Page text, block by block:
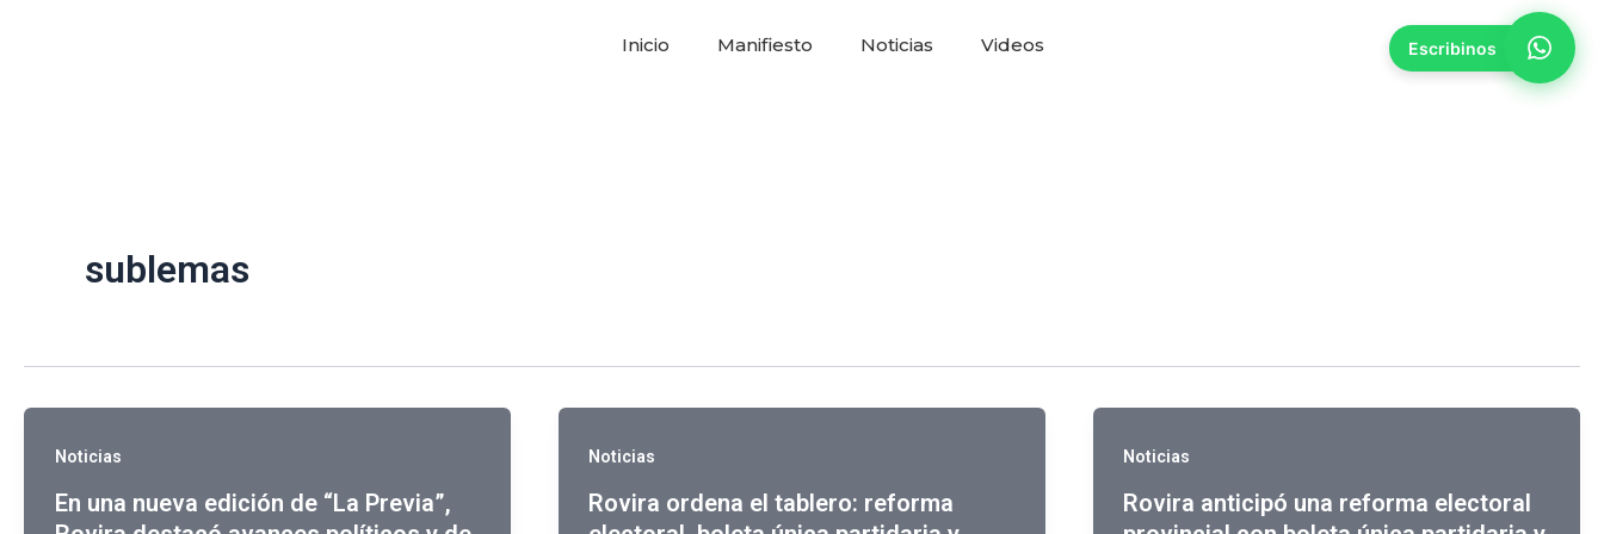
Inicio Manifiesto Noticias Videos
sublemas
Noticias
En una nueva edición de “La Previa”,
Noticias
Rovira ordena el tablero: reforma
Noticias
Rovira anticipó una reforma electoral
Escribinos